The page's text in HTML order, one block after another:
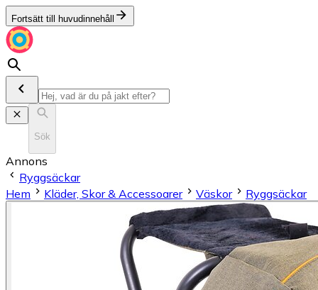
Fortsätt till huvudinnehåll
Sök
Annons
Ryggsäckar
Hem
Kläder, Skor & Accessoarer Väskor Ryggsäckar